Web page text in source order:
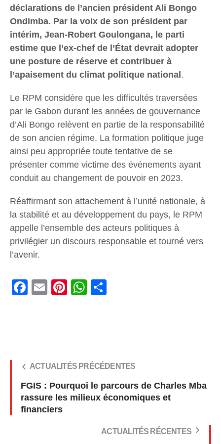
déclarations de l’ancien président Ali Bongo
Ondimba. Par la voix de son président par
intérim, Jean-Robert Goulongana, le parti
estime que l’ex-chef de l’État devrait adopter
une posture de réserve et contribuer à
l’apaisement du climat politique national.
Le RPM considère que les difficultés traversées
par le Gabon durant les années de gouvernance
d’Ali Bongo relèvent en partie de la responsabilité
de son ancien régime. La formation politique juge
ainsi peu appropriée toute tentative de se
présenter comme victime des événements ayant
conduit au changement de pouvoir en 2023.
Réaffirmant son attachement à l’unité nationale, à
la stabilité et au développement du pays, le RPM
appelle l’ensemble des acteurs politiques à
privilégier un discours responsable et tourné vers
l’avenir.
Facebook
Email PinterestWhatsApp
ACTUALITÉS PRÉCÉDENTES
FGIS : Pourquoi le parcours de Charles Mba
rassure les milieux économiques et
financiers
ACTUALITÉS RÉCENTES